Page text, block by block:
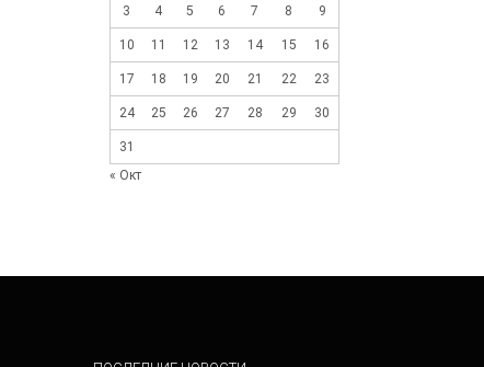
3 4 5 6 7 8 9
10 11 12 13 14 15 16
17 18 19 20 21 22 23
24 25 26 27 28 29 30
31
« Окт